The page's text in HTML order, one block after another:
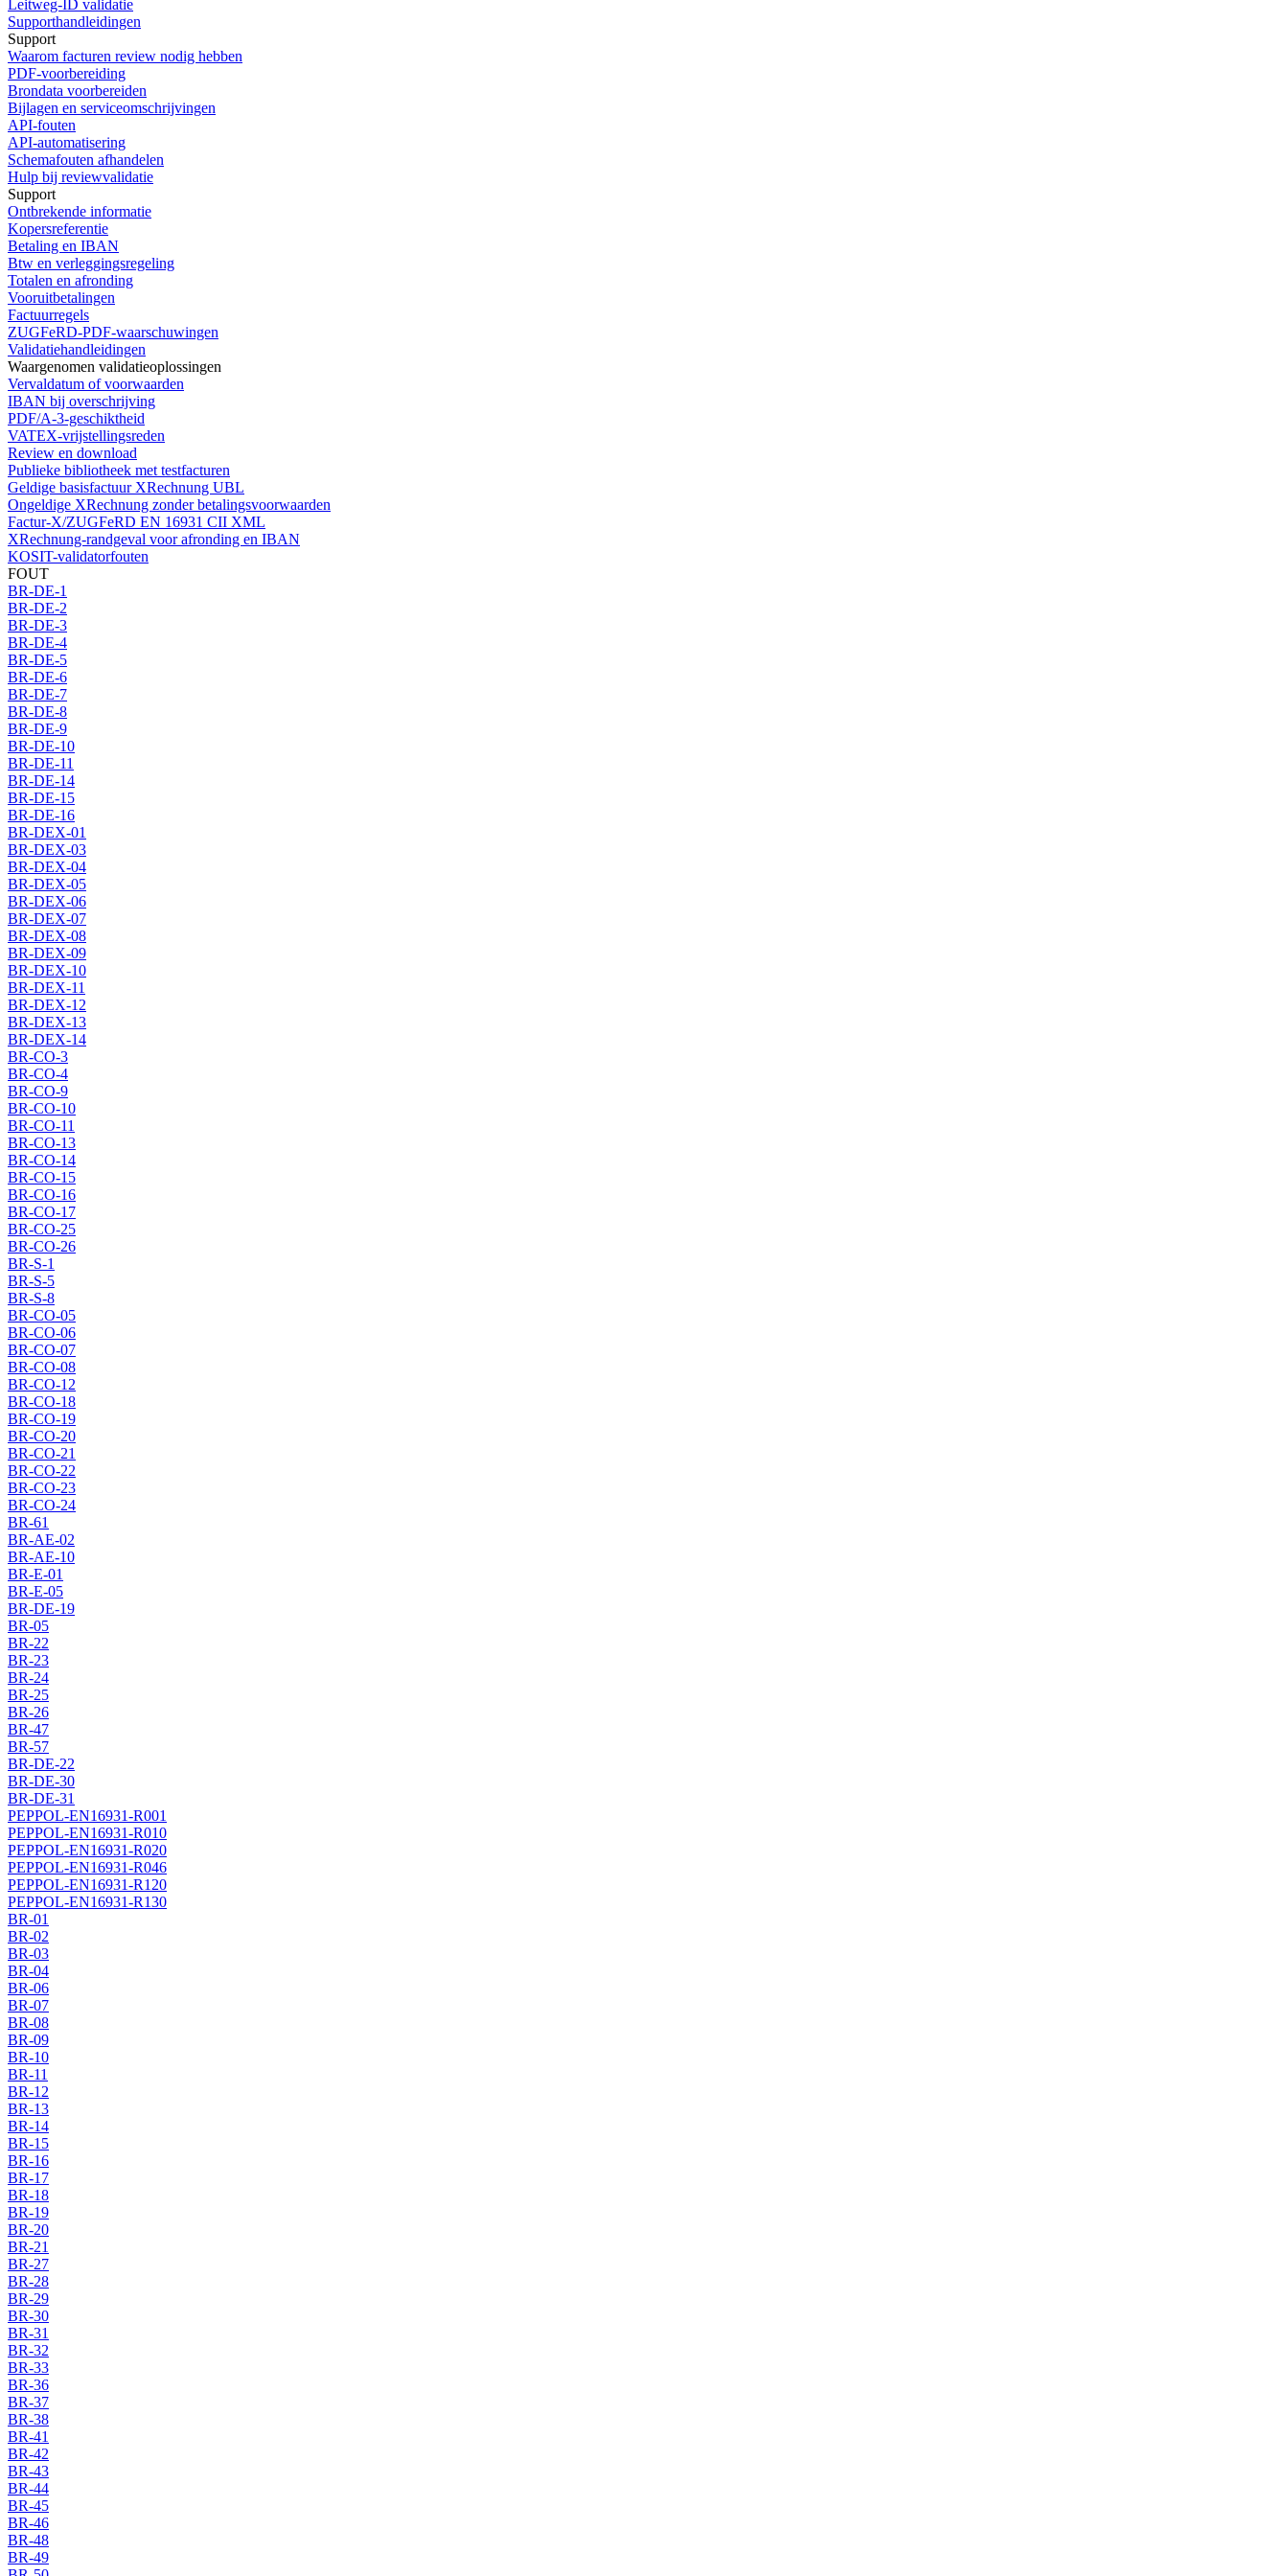
Leitweg-ID validatie
Supporthandleidingen
Support
Waarom facturen review nodig hebben
PDF-voorbereiding
Brondata voorbereiden
Bijlagen en serviceomschrijvingen
API-fouten
API-automatisering
Schemafouten afhandelen
Hulp bij reviewvalidatie
Support
Ontbrekende informatie
Kopersreferentie
Betaling en IBAN
Btw en verleggingsregeling
Totalen en afronding
Vooruitbetalingen
Factuurregels
ZUGFeRD-PDF-waarschuwingen
Validatiehandleidingen
Waargenomen validatieoplossingen
Vervaldatum of voorwaarden
IBAN bij overschrijving
PDF/A-3-geschiktheid
VATEX-vrijstellingsreden
Review en download
Publieke bibliotheek met testfacturen
Geldige basisfactuur XRechnung UBL
Ongeldige XRechnung zonder betalingsvoorwaarden
Factur-X/ZUGFeRD EN 16931 CII XML
XRechnung-randgeval voor afronding en IBAN
KOSIT-validatorfouten
FOUT
BR-DE-1
BR-DE-2
BR-DE-3
BR-DE-4
BR-DE-5
BR-DE-6
BR-DE-7
BR-DE-8
BR-DE-9
BR-DE-10
BR-DE-11
BR-DE-14
BR-DE-15
BR-DE-16
BR-DEX-01
BR-DEX-03
BR-DEX-04
BR-DEX-05
BR-DEX-06
BR-DEX-07
BR-DEX-08
BR-DEX-09
BR-DEX-10
BR-DEX-11
BR-DEX-12
BR-DEX-13
BR-DEX-14
BR-CO-3
BR-CO-4
BR-CO-9
BR-CO-10
BR-CO-11
BR-CO-13
BR-CO-14
BR-CO-15
BR-CO-16
BR-CO-17
BR-CO-25
BR-CO-26
BR-S-1
BR-S-5
BR-S-8
BR-CO-05
BR-CO-06
BR-CO-07
BR-CO-08
BR-CO-12
BR-CO-18
BR-CO-19
BR-CO-20
BR-CO-21
BR-CO-22
BR-CO-23
BR-CO-24
BR-61
BR-AE-02
BR-AE-10
BR-E-01
BR-E-05
BR-DE-19
BR-05
BR-22
BR-23
BR-24
BR-25
BR-26
BR-47
BR-57
BR-DE-22
BR-DE-30
BR-DE-31
PEPPOL-EN16931-R001
PEPPOL-EN16931-R010
PEPPOL-EN16931-R020
PEPPOL-EN16931-R046
PEPPOL-EN16931-R120
PEPPOL-EN16931-R130
BR-01
BR-02
BR-03
BR-04
BR-06
BR-07
BR-08
BR-09
BR-10
BR-11
BR-12
BR-13
BR-14
BR-15
BR-16
BR-17
BR-18
BR-19
BR-20
BR-21
BR-27
BR-28
BR-29
BR-30
BR-31
BR-32
BR-33
BR-36
BR-37
BR-38
BR-41
BR-42
BR-43
BR-44
BR-45
BR-46
BR-48
BR-49